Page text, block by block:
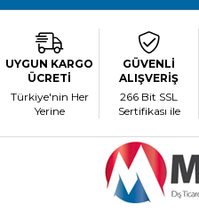
UYGUN KARGO
ÜCRETİ
Türkiye'nin Her
Yerine
GÜVENLİ
ALIŞVERİŞ
266 Bit SSL
Sertifikası ile